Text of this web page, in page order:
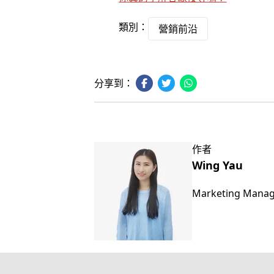
類別： 營銷前沿
分享到：
作者
Wing Yau
Marketing